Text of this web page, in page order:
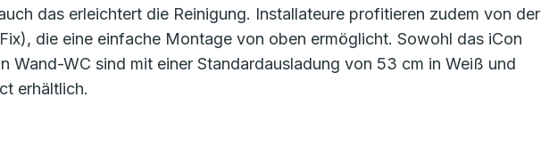
das erleichtert die Reinigung. Installateure profitieren zudem von der
die eine einfache Montage von oben ermöglicht. Sowohl das iCon
Wand-WC sind mit einer Standardausladung von 53 cm in Weiß und
erhältlich.